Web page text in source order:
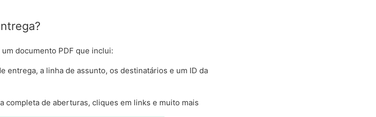
documento PDF que inclui:
entrega, a linha de assunto, os destinatários e um ID da
completa de aberturas, cliques em links e muito mais